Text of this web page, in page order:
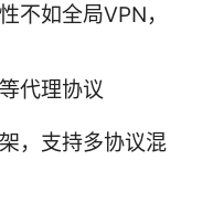
不如全局VPN，
代理协议
，支持多协议混